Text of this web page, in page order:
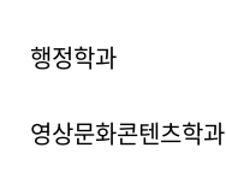
행정학과
영상문화콘텐츠학과